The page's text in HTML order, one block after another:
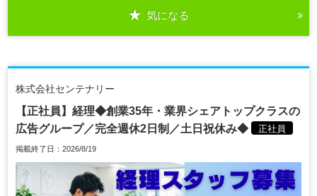
気になる
株式会社センテナリー
【正社員】経理◆創業35年・業界シェアトップクラスの
広告グループ／完全週休2日制／土日祝休み◆
正社員
掲載終了日：2026/8/19